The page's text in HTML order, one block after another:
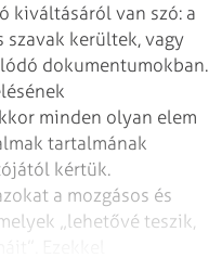
kiváltásáról van szó: a
szavak kerültek, vagy
dokumentumokban.
minden olyan elem
tartalmának
kértük.
a mozgásos és
„lehetővé teszik,